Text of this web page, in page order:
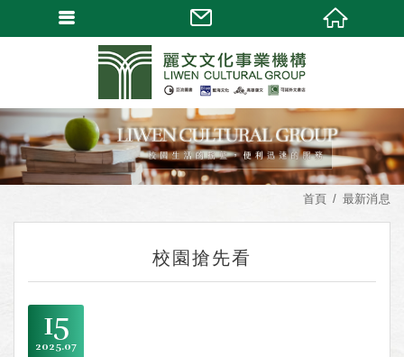
首頁 最新消息
校園搶先看
15
07
2025